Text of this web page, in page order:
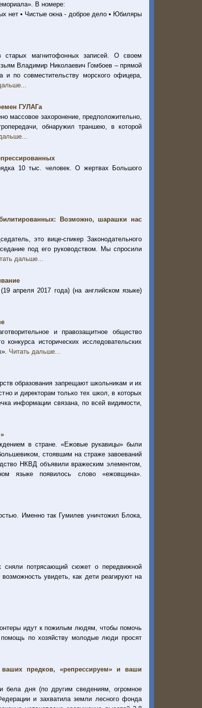
В номере:
нет • Чистые окна - доброе дело • Юбиляры
старых магнитофонных записей. О своем
Владимир Николаевич Гомбоев – прямой
и по совместительству морского офицера,
ГУЛАГа
массовое захоронение, предположительно,
обнаружил траншею, в которой
10 тыс. человек. О жертвах Большого
Возможно, шарашки нас
это вице-спикер Законодательного
под его руководством. Мы спросили
дальше...
апреля 2017 года) (на английском языке)
и правозащитное общество
исторических исследовательских
Читать дальше...
образования запрещают школьникам и их
и директорам только тех школ, в которых
информации связана, по всей видимости,
в стране. «Ежовые рукавицы» были
стоявшим на страже завоеваний
НКВД объявили вражеским элементом,
языке появилось слово «ежовщина».
Именно так Гумилев уничтожил Блока,
сняли потрясающий сюжет о передвижной
увидеть, как дети реагируют на
идут к пожилым людям, чтобы помочь
по хозяйству молодые люди просят
предков, «репрессируем» и ваши
бела дня (по другим сведениям, огромное
и захватила земли лесного фонда